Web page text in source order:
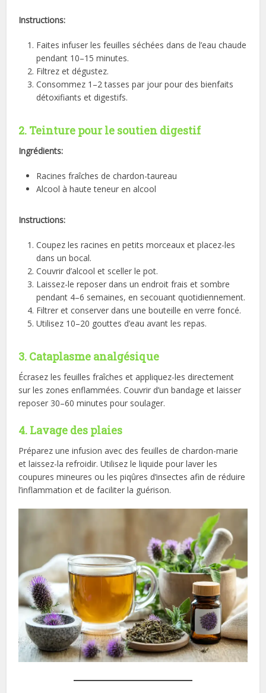
Instructions:
Faites infuser les feuilles séchées dans de l’eau chaude
pendant 10–15 minutes.
Filtrez et dégustez.
Consommez 1–2 tasses par jour pour des bienfaits
détoxifiants et digestifs.
2. Teinture pour le soutien digestif
Ingrédients:
Racines fraîches de chardon-taureau
Alcool à haute teneur en alcool
Instructions:
Coupez les racines en petits morceaux et placez-les
dans un bocal.
Couvrir d’alcool et sceller le pot.
Laissez-le reposer dans un endroit frais et sombre
pendant 4–6 semaines, en secouant quotidiennement.
Filtrer et conserver dans une bouteille en verre foncé.
Utilisez 10–20 gouttes d’eau avant les repas.
3. Cataplasme analgésique
Écrasez les feuilles fraîches et appliquez-les directement
sur les zones enflammées. Couvrir d’un bandage et laisser
reposer 30–60 minutes pour soulager.
4. Lavage des plaies
Préparez une infusion avec des feuilles de chardon-marie
et laissez-la refroidir. Utilisez le liquide pour laver les
coupures mineures ou les piqûres d’insectes afin de réduire
l’inflammation et de faciliter la guérison.